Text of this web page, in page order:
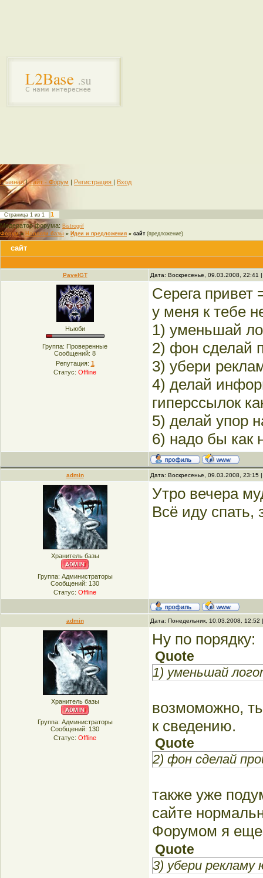
Главная|сайт - Форум | Регистрация | Вход
Страница 1 из 1
1
Модератор форума: Bistrogrif
Форум » Новости базы » Идеи и предложения » сайт (предложение)
сайт
PavelGT Дата: Воскресенье, 09.03.2008,
Ньюби
Группа: Проверенные
Сообщений: 8
Репутация: 1
Статус: Offline
Серега привет
у меня к тебе
1) уменьшай
2) фон сделай
3) убери
4) делай
гиперссылок
5) делай упор
6) надо бы как
admin Дата: Воскресенье, 09.03.2008,
Хранитель базы
Группа: Администраторы
Сообщений: 130
Статус: Offline
Утро вечера
Всё иду спать,
admin Дата: Понедельник, 10.03.2008,
Хранитель базы
Группа: Администраторы
Сообщений: 130
Статус: Offline
Ну по порядку:
Quote
1) уменьшай
возмоможно,
к сведению.
Quote
2) фон сделай
также уже
сайте
Форумом я
Quote
3) убери рекламу